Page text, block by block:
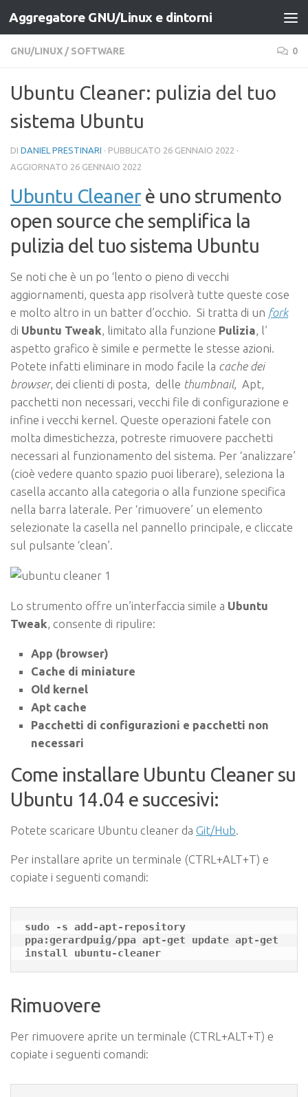
Salta al contenuto
Aggregatore GNU/Linux e dintorni
GNU/LINUX / SOFTWARE 0
Ubuntu Cleaner: pulizia del tuo
sistema Ubuntu
DI DANIEL PRESTINARI · PUBBLICATO 26 GENNAIO 2022 ·
AGGIORNATO 26 GENNAIO 2022
Ubuntu Cleanerè uno strumento
open source che semplifica la
pulizia del tuo sistema Ubuntu
Se noti che è un po ‘lento o pieno di vecchi
aggiornamenti, questa app risolverà tutte queste cose
e molto altro in un batter d’occhio. Si tratta di un fork
di Ubuntu Tweak, limitato alla funzione Pulizia, l’
aspetto grafico è simile e permette le stesse azioni.
Potete infatti eliminare in modo facile la cache dei
browser, dei clienti di posta, delle thumbnail, Apt,
pacchetti non necessari, vecchi file di configurazione e
infine i vecchi kernel. Queste operazioni fatele con
molta dimestichezza, potreste rimuovere pacchetti
necessari al funzionamento del sistema. Per ‘analizzare’
(cioè vedere quanto spazio puoi liberare), seleziona la
casella accanto alla categoria o alla funzione specifica
nella barra laterale. Per ‘rimuovere’ un elemento
selezionate la casella nel pannello principale, e cliccate
sul pulsante ‘clean’.
Lo strumento offre un’interfaccia simile a Ubuntu
Tweak, consente di ripulire:
App (browser)
Cache di miniature
Old kernel
Apt cache
Pacchetti di configurazioni e pacchetti non
necessari
Come installare Ubuntu Cleaner su
Ubuntu 14.04 e succesivi:
Potete scaricare Ubuntu cleaner da Git/Hub
Per installare aprite un terminale (CTRL+ALT+T) e
copiate i seguenti comandi:
sudo -s add-apt-repository
ppa:gerardpuig/ppa apt-get update apt-get
install ubuntu-cleaner
Rimuovere
Per rimuovere aprite un terminale (CTRL+ALT+T) e
copiate i seguenti comandi: